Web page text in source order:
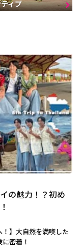
ィブ
の魅力！？初め
！】大自然を満喫した
密着！